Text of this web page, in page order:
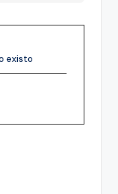
existo